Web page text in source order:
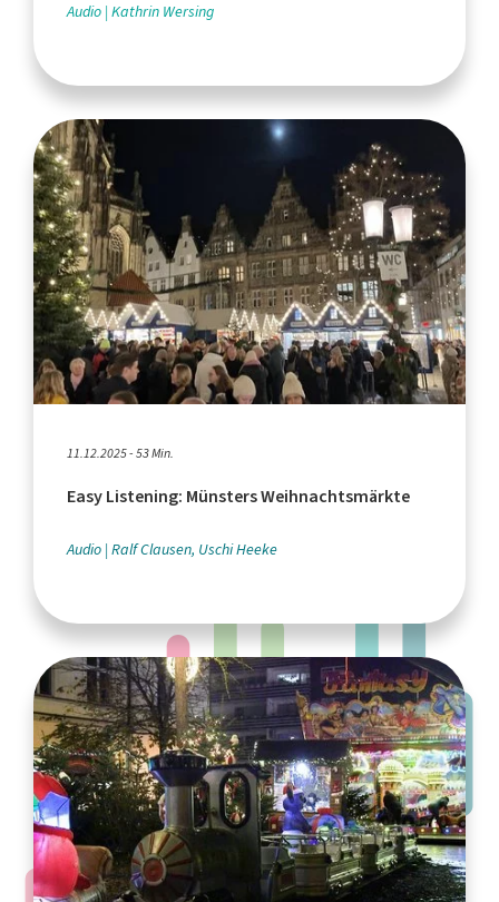
Audio Kathrin Wersing
11.12.2025 - 53 Min.
Easy Listening: Münsters Weihnachtsmärkte
Audio Ralf Clausen, Uschi Heeke